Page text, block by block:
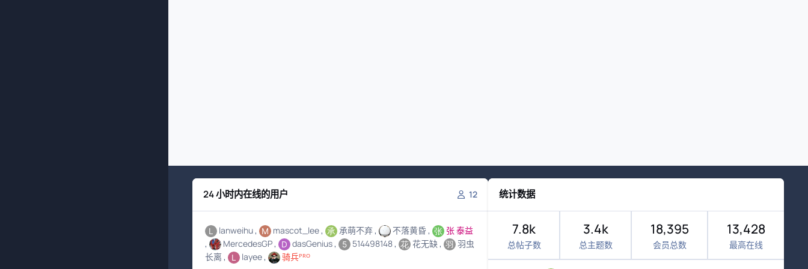
24 小时内在线的用户 12
lanweihu mascot_lee 承萌不弃 不落黄昏
张 泰益
MercedesGP
dasGenius 514498148 花无缺
羽虫
长离
layee 骑兵ᴾᴿᴼ
统计数据
7.8k
总帖子数
3.4k
总主题数
18,395
会员总数
13,428
最高在线